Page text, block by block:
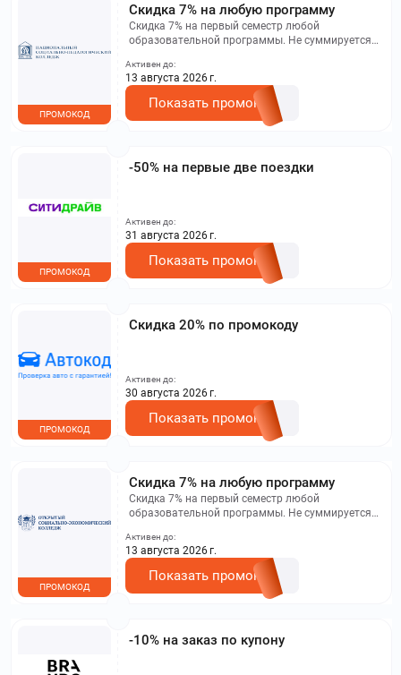
Скидка 7% на любую программу
Скидка 7% на первый семестр любой
образовательной программы. Не суммируется с
на сайте.
ПРОМОКОД
Активен до:
13 августа 2026 г.
Показать промокод
-50% на первые две поездки
ПРОМОКОД
Активен до:
31 августа 2026 г.
Показать промокод
Скидка 20% по промокоду
ПРОМОКОД
Активен до:
30 августа 2026 г.
Показать промокод
Скидка 7% на любую программу
Скидка 7% на первый семестр любой
образовательной программы. Не суммируется с
на сайте.
ПРОМОКОД
Активен до:
13 августа 2026 г.
Показать промокод
-10% на заказ по купону